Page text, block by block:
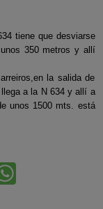
tiene que desviarse
350 metros y allí
la salida de
a la N 634 y allí a
unos 1500 mts. está